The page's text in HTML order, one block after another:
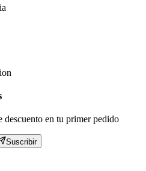
descuento en tu primer pedido
Suscribir